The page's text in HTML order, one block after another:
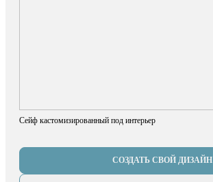
Сейф кастомизированный под интерьер
СОЗДАТЬ СВОЙ ДИЗАЙН